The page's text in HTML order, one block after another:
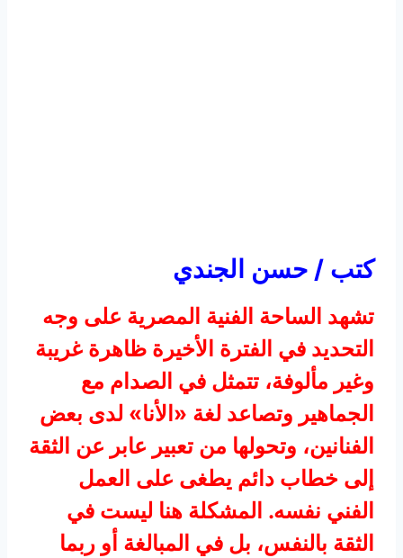
كتب / حسن الجندي
تشهد الساحة الفنية المصرية على وجه
التحديد في الفترة الأخيرة ظاهرة غريبة
وغير مألوفة، تتمثل في الصدام مع
الجماهير وتصاعد لغة «الأنا» لدى بعض
الفنانين، وتحولها من تعبير عابر عن الثقة
إلى خطاب دائم يطغى على العمل
الفني نفسه. المشكلة هنا ليست في
الثقة بالنفس، بل في المبالغة أو ربما